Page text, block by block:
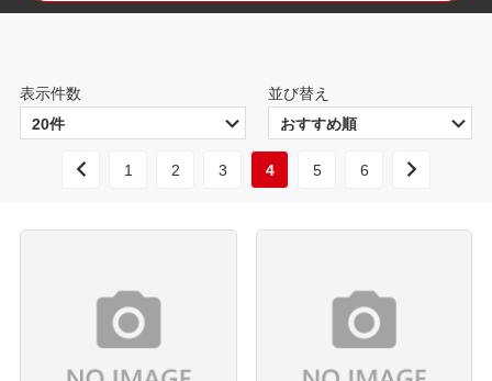
表示件数 並び替え
1 2 3 4 5 6